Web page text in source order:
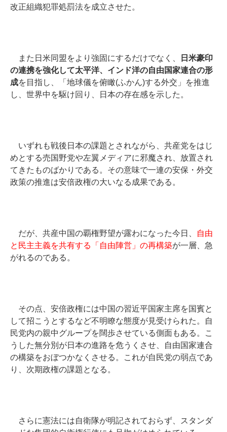
改正組織犯罪処罰法を成立させた。
また日米同盟をより強固にするだけでなく、
日米豪印
の連携を強化して太平洋、インド洋の自由国家連合の形
成を目指し、「地球儀を俯瞰(ふかん)する外交」を推進
し、世界中を駆け回り、日本の存在感を示した。
いずれも戦後日本の課題とされながら、共産党をはじ
めとする売国野党や左翼メディアに邪魔され、放置され
てきたものばかりである。その意味で一連の安保・外交
政策の推進は安倍政権の大いなる成果である。
だが、共産中国の覇権野望が露わになった今日、
自由
と民主主義を共有する「自由陣営」の再構築が一層、急
がれるのである。
その点、安倍政権には中国の習近平国家主席を国賓と
して招こうとするなど不明瞭な態度が見受けられた。自
民党内の親中グループを闊歩させている側面もある。こ
うした無分別が日本の進路を危うくさせ、自由国家連合
の構築をおぼつかなくさせる。これが自民党の弱点であ
り、次期政権の課題となる。
さらに憲法には自衛隊が明記されておらず、スタンダ